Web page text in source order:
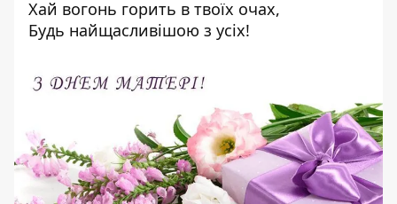
Хай вогонь горить в твоїх очах,
Будь найщасливішою з усіх!